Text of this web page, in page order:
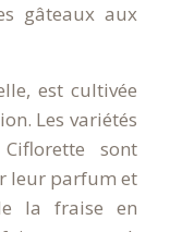
gâteaux aux
est cultivée
Les variétés
sont
leur parfum et
la fraise en